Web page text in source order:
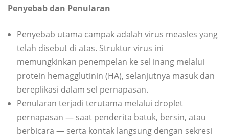
Penyebab dan Penularan
Penyebab utama campak adalah virus measles yang
telah disebut di atas. Struktur virus ini
memungkinkan penempelan ke sel inang melalui
protein hemagglutinin (HA), selanjutnya masuk dan
bereplikasi dalam sel pernapasan.
Penularan terjadi terutama melalui droplet
pernapasan — saat penderita batuk, bersin, atau
berbicara — serta kontak langsung dengan sekresi